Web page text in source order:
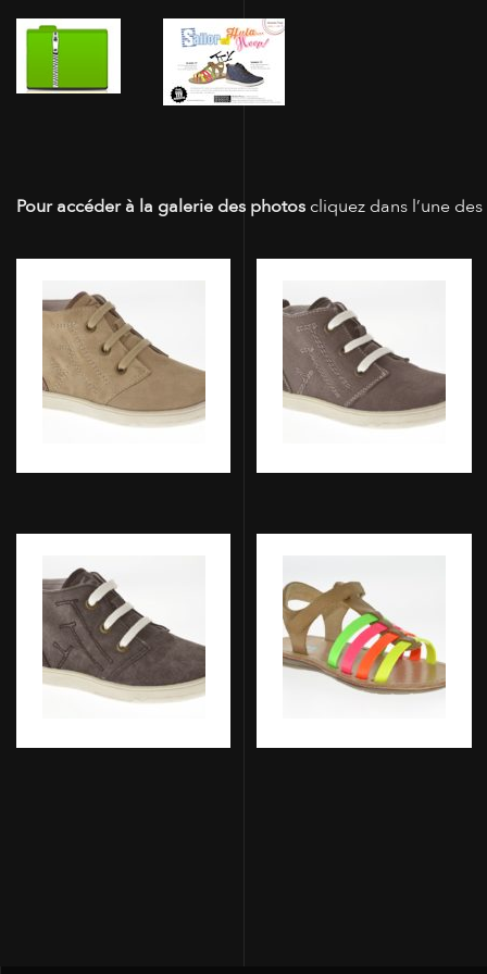
Pour accéder à la galerie des photos cliquez dans l’une